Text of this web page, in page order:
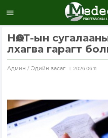
НӨАТ-ын
лхагва гарагт
Aдмин / Эдийн засаг 2026.06.11